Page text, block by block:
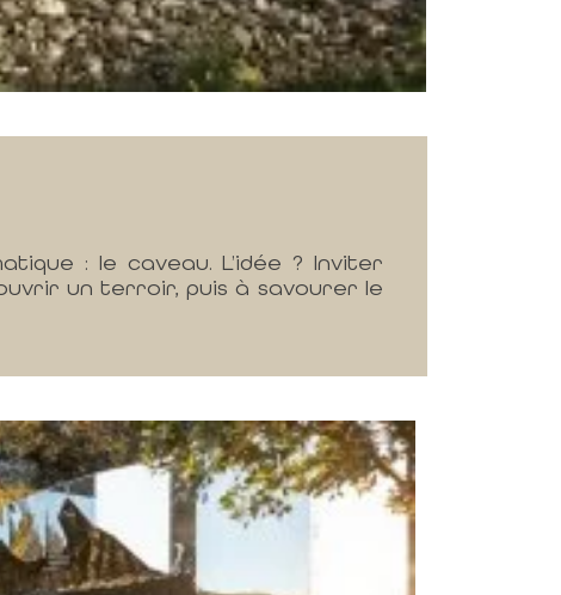
: le caveau. L’idée ? Inviter
un terroir, puis à savourer le